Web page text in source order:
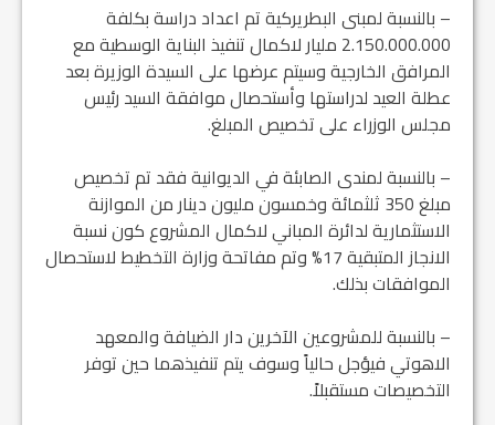
– بالنسبة لمبنى البطريركية تم اعداد دراسة بكلفة
2.150.000.000 مليار لاكمال تنفيذ البناية الوسطية مع
المرافق الخارجية وسيتم عرضها على السيدة الوزيرة بعد
عطلة العيد لدراستها وأستحصال موافقة السيد رئيس
مجلس الوزراء على تخصيص المبلغ.
– بالنسبة لمندى الصابئة في الديوانية فقد تم تخصيص
مبلغ 350 ثلثمائة وخمسون مليون دينار من الموازنة
الاستثمارية لدائرة المباني لاكمال المشروع كون نسبة
الانجاز المتبقية 17% وتم مفاتحة وزارة التخطيط لاستحصال
الموافقات بذلك.
– بالنسبة للمشروعين الآخرين دار الضيافة والمعهد
الاهوتي فيؤجل حالياً وسوف يتم تنفيذهما حين توفر
التخصيصات مستقبلاً.